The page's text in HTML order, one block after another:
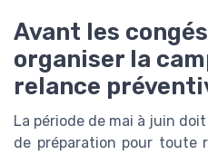
Avant les congés
organiser la
relance
La période de mai à juin
de préparation pour toute